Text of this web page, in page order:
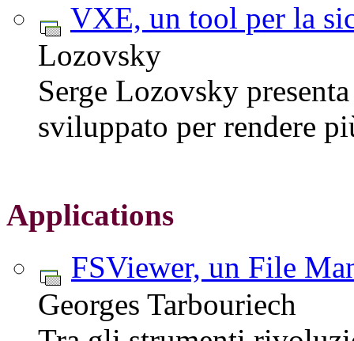
VXE, un tool per la
Lozovsky
Serge Lozovsky
sviluppato per rendere
Applications
FSViewer, un File
Georges Tarbouriech